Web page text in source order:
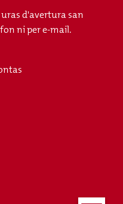
d'avertura san
ni per e-mail.